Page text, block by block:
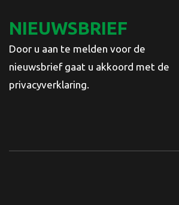
NIEUWSBRIEF
Door u aan te melden voor de
nieuwsbrief gaat u akkoord met de
privacyverklaring.